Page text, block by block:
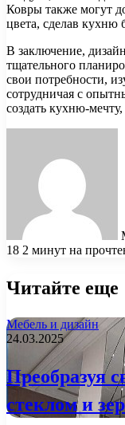
Ковры также могут
цвета, сделав кухню
В заключение,
тщательного
свои потребности,
сотрудничая с
создать кухню-
18 2 минут на
Читайте еще
Мебель и дизайн
24.03.2025
Преобразуя
стеклом и